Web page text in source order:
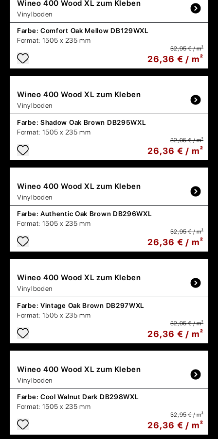
Wineo 400 Wood XL zum Kleben
Vinylboden
Farbe: Comfort Oak Mellow DB129WXL
Format: 1505 x 235 mm
32,95 € / m²
26,36 € / m²
Wineo 400 Wood XL zum Kleben
Vinylboden
Farbe: Shadow Oak Brown DB295WXL
Format: 1505 x 235 mm
32,95 € / m²
26,36 € / m²
Wineo 400 Wood XL zum Kleben
Vinylboden
Farbe: Authentic Oak Brown DB296WXL
Format: 1505 x 235 mm
32,95 € / m²
26,36 € / m²
Wineo 400 Wood XL zum Kleben
Vinylboden
Farbe: Vintage Oak Brown DB297WXL
Format: 1505 x 235 mm
32,95 € / m²
26,36 € / m²
Wineo 400 Wood XL zum Kleben
Vinylboden
Farbe: Cool Walnut Dark DB298WXL
Format: 1505 x 235 mm
32,95 € / m²
26,36 € / m²